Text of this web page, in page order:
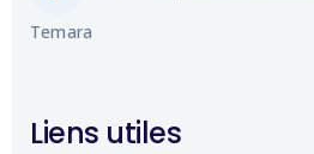
Temara
Liens utiles